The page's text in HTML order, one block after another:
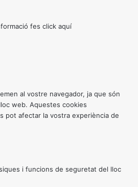
fes click aquí
al vostre navegador, ja que són
web. Aquestes cookies
pot afectar la vostra experiència de
i funcions de seguretat del lloc